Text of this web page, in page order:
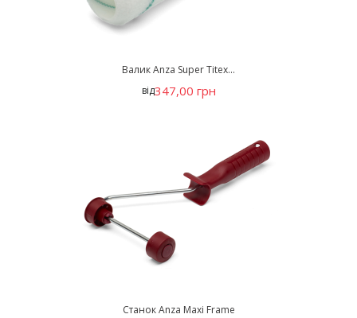
Валик Anza Super Titex...
від347,00 грн
Станок Anza Maxi Frame